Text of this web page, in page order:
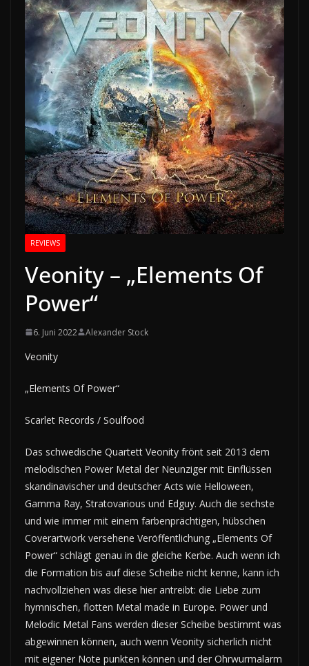
REVIEWS
Veonity – „Elements Of
Power“
6. Juni 2022 Alexander Stock
Veonity
„Elements Of Power“
Scarlet Records / Soulfood
Das schwedische Quartett Veonity frönt seit 2013 dem
melodischen Power Metal der Neunziger mit Einflüssen
skandinavischer und deutscher Acts wie Helloween,
Gamma Ray, Stratovarious und Edguy. Auch die sechste
und wie immer mit einem farbenprächtigen, hübschen
Coverartwork versehene Veröffentlichung „Elements Of
Power“ schlägt genau in die gleiche Kerbe. Auch wenn ich
die Formation bis auf diese Scheibe nicht kenne, kann ich
nachvollziehen was diese hier antreibt: die Liebe zum
hymnischen, flotten Metal made in Europe. Power und
Melodic Metal Fans werden dieser Scheibe bestimmt was
abgewinnen können, auch wenn Veonity sicherlich nicht
mit eigener Note punkten können und der Ohrwurmalarm